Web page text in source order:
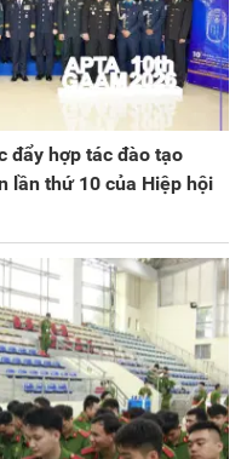
đẩy hợp tác đào tạo
lần thứ 10 của Hiệp hội